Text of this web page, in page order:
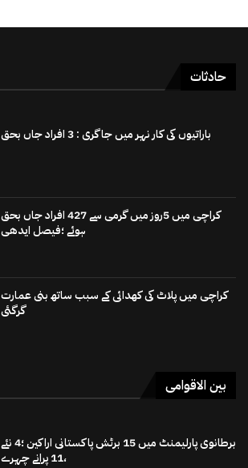
حادثات
باراتیوں کی کار نہر میں جاگری : 3 افراد جاں بحق
کراچی میں 5روز میں گرمی سے 427 افراد جاں بحق
ہوئے ؛فیصل ایدھی
کراچی میں پلاٹ کی کھدائی کے سبب ساتھ بنی عمارت
گرگئی
بین الاقوامی
برطانوی پارلیمنٹ میں 15 برٹش پاکستانی اراکین ؛4 نئے
،11 پرانے چہرے